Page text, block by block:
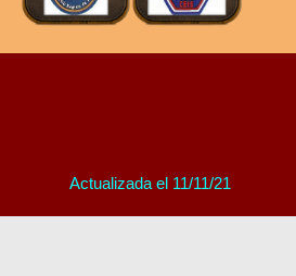
Actualizada el 11/11/21